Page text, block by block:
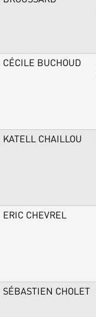
CÉCILE BUCHOUD
KATELL CHAILLOU
ERIC CHEVREL
SÉBASTIEN CHOLET